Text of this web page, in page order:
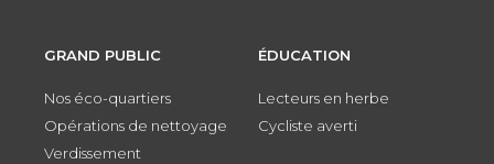
GRAND PUBLIC
Nos éco-quartiers
Opérations de nettoyage
Verdissement
ÉDUCATION
Lecteurs en herbe
Cycliste averti